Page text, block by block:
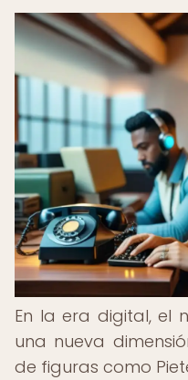
En la era digital, el
una nueva
de figuras como